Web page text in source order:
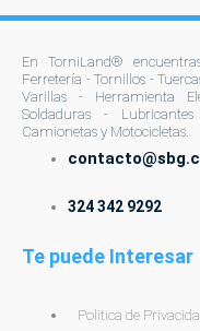
En TorniLand®
Ferretería - Tornillos -
Varillas - Herramienta
Soldaduras -
Camionetas y Motocicletas.
324 342 9292
Te puede Interesar
Politica de